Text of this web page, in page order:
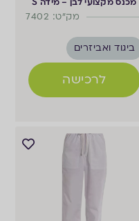
מק"ט: 7402
ביגוד ואביזרים
לרכישה